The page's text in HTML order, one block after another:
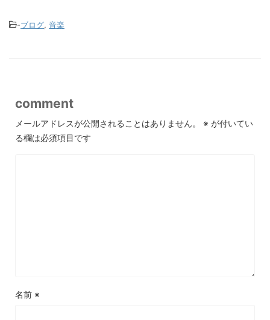
-ブログ, 音楽
comment
メールアドレスが公開されることはありません。 ※ が付いてい
る欄は必須項目です
名前 ※